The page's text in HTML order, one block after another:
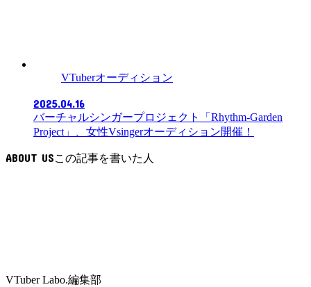
VTuberオーディション
2025.04.16
バーチャルシンガープロジェクト「Rhythm-Garden
Project」、女性Vsingerオーディション開催！
ABOUT US
VTuber Labo.編集部